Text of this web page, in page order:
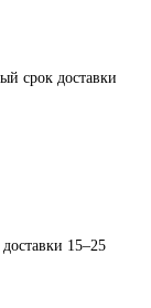
срок доставки
15–25